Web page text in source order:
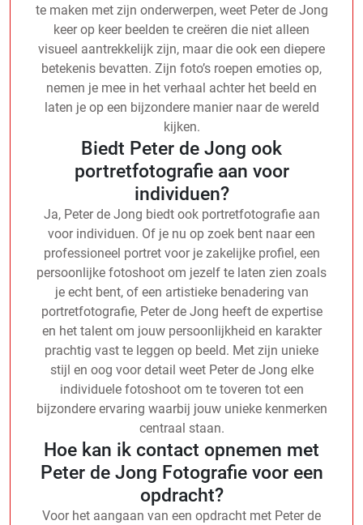
te maken met zijn onderwerpen, weet Peter de Jong
keer op keer beelden te creëren die niet alleen
visueel aantrekkelijk zijn, maar die ook een diepere
betekenis bevatten. Zijn foto’s roepen emoties op,
nemen je mee in het verhaal achter het beeld en
laten je op een bijzondere manier naar de wereld
kijken.
Biedt Peter de Jong ook
portretfotografie aan voor
individuen?
Ja, Peter de Jong biedt ook portretfotografie aan
voor individuen. Of je nu op zoek bent naar een
professioneel portret voor je zakelijke profiel, een
persoonlijke fotoshoot om jezelf te laten zien zoals
je echt bent, of een artistieke benadering van
portretfotografie, Peter de Jong heeft de expertise
en het talent om jouw persoonlijkheid en karakter
prachtig vast te leggen op beeld. Met zijn unieke
stijl en oog voor detail weet Peter de Jong elke
individuele fotoshoot om te toveren tot een
bijzondere ervaring waarbij jouw unieke kenmerken
centraal staan.
Hoe kan ik contact opnemen met
Peter de Jong Fotografie voor een
opdracht?
Voor het aangaan van een opdracht met Peter de